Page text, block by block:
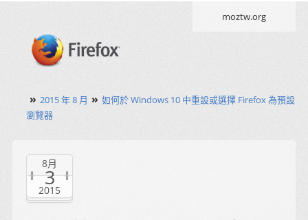
moztw.org
» 2015 年 8 月 » 如何於 Windows 10 中重設或選擇 Firefox 為預設
瀏覽器
8月
3
2015